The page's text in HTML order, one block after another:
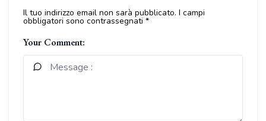
Il tuo indirizzo email non sarà pubblicato. I campi
obbligatori sono contrassegnati *
Your Comment: